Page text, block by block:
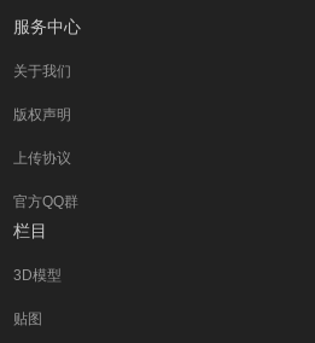
服务中心
关于我们
版权声明
上传协议
官方QQ群
栏目
3D模型
贴图